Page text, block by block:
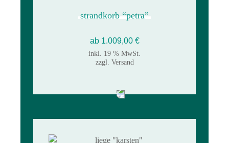
strandkorb “petra”
ab 1.009,00 €
inkl. 19 % MwSt.
zzgl. Versand